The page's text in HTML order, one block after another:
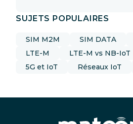
SUJETS POPULAIRES
SIM M2M SIM DATA
LTE-M
LTE-M vs NB-IoT
5G et IoT
Réseaux IoT